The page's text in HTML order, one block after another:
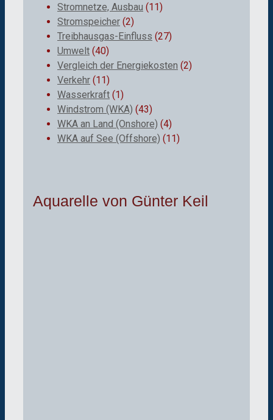
Stromnetze, Ausbau (11)
Stromspeicher (2)
Treibhausgas-Einfluss (27)
Umwelt (40)
Vergleich der Energiekosten (2)
Verkehr (11)
Wasserkraft (1)
Windstrom (WKA) (43)
WKA an Land (Onshore) (4)
WKA auf See (Offshore) (11)
Aquarelle von Günter Keil